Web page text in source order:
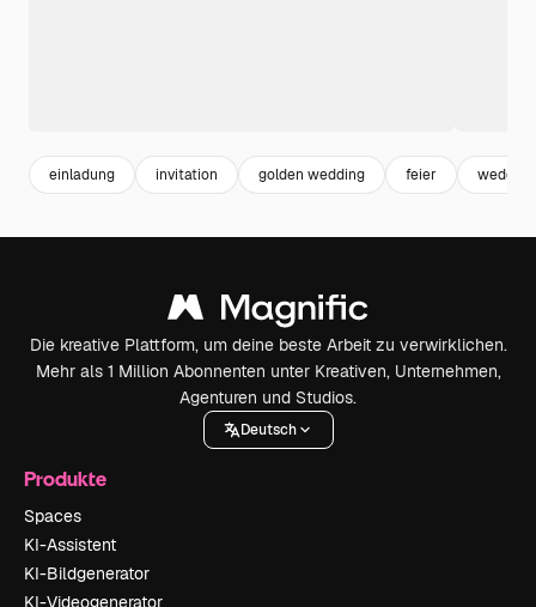
einladung invitation golden wedding feier wedding
Die kreative Plattform, um deine beste Arbeit zu verwirklichen.
Mehr als 1 Million Abonnenten unter Kreativen, Unternehmen,
Agenturen und Studios.
Deutsch
Produkte
Spaces
KI-Assistent
KI-Bildgenerator
KI-Videogenerator